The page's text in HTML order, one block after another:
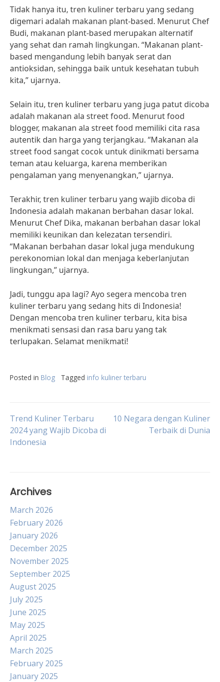
Tidak hanya itu, tren kuliner terbaru yang sedang
digemari adalah makanan plant-based. Menurut Chef
Budi, makanan plant-based merupakan alternatif
yang sehat dan ramah lingkungan. “Makanan plant-
based mengandung lebih banyak serat dan
antioksidan, sehingga baik untuk kesehatan tubuh
kita,” ujarnya.
Selain itu, tren kuliner terbaru yang juga patut dicoba
adalah makanan ala street food. Menurut food
blogger, makanan ala street food memiliki cita rasa
autentik dan harga yang terjangkau. “Makanan ala
street food sangat cocok untuk dinikmati bersama
teman atau keluarga, karena memberikan
pengalaman yang menyenangkan,” ujarnya.
Terakhir, tren kuliner terbaru yang wajib dicoba di
Indonesia adalah makanan berbahan dasar lokal.
Menurut Chef Dika, makanan berbahan dasar lokal
memiliki keunikan dan kelezatan tersendiri.
“Makanan berbahan dasar lokal juga mendukung
perekonomian lokal dan menjaga keberlanjutan
lingkungan,” ujarnya.
Jadi, tunggu apa lagi? Ayo segera mencoba tren
kuliner terbaru yang sedang hits di Indonesia!
Dengan mencoba tren kuliner terbaru, kita bisa
menikmati sensasi dan rasa baru yang tak
terlupakan. Selamat menikmati!
Posted in Blog Tagged info kuliner terbaru
Post
navigation
Trend Kuliner Terbaru
2024 yang Wajib Dicoba di
Indonesia
10 Negara dengan Kuliner
Terbaik di Dunia
Archives
March 2026
February 2026
January 2026
December 2025
November 2025
September 2025
August 2025
July 2025
June 2025
May 2025
April 2025
March 2025
February 2025
January 2025